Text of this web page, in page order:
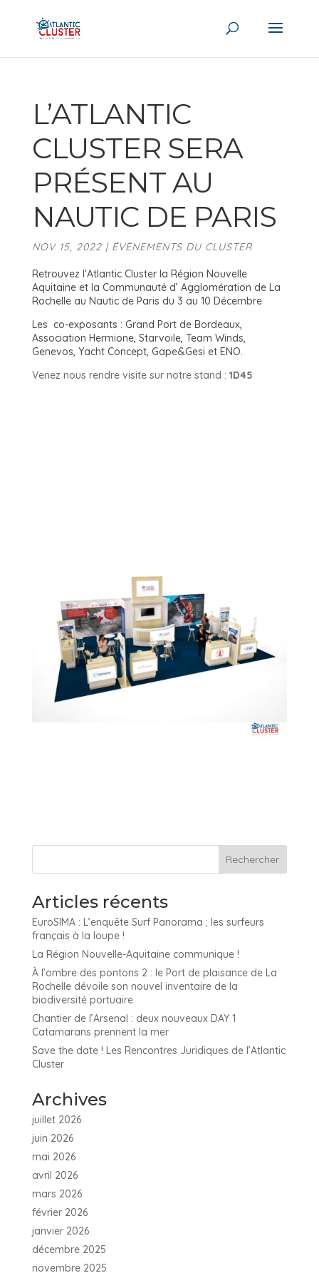
L’ATLANTIC
CLUSTER SERA
PRÉSENT AU
NAUTIC DE PARIS
NOV 15, 2022| ÉVÈNEMENTS DU CLUSTER
Retrouvez l’Atlantic Cluster la Région Nouvelle
Aquitaine et la Communauté d’ Agglomération de La
Rochelle au Nautic de Paris du 3 au 10 Décembre
Les co-exposants : Grand Port de Bordeaux,
Association Hermione, Starvoile, Team Winds,
Genevos, Yacht Concept, Gape&Gesi et ENO.
Venez nous rendre visite sur notre stand : 1D45
Articles récents
EuroSIMA : L’enquête Surf Panorama ; les surfeurs
français à la loupe !
La Région Nouvelle-Aquitaine communique !
À l’ombre des pontons 2 : le Port de plaisance de La
Rochelle dévoile son nouvel inventaire de la
biodiversité portuaire
Chantier de l’Arsenal : deux nouveaux DAY 1
Catamarans prennent la mer
Save the date ! Les Rencontres Juridiques de l’Atlantic
Cluster
Archives
juillet 2026
juin 2026
mai 2026
avril 2026
mars 2026
février 2026
janvier 2026
décembre 2025
novembre 2025